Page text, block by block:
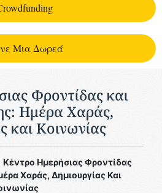
Μια Δωρεά
Φροντίδας και
Ημέρα Χαράς,
και Κοινωνίας
Κέντρο Ημερήσιας Φροντίδας
Χαράς, Δημιουργίας Και